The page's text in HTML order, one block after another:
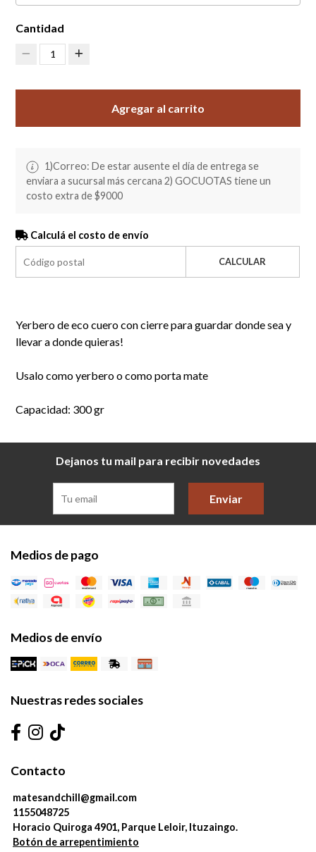
Cantidad
1
Agregar al carrito
1)Correo: De estar ausente el día de entrega se
enviara a sucursal más cercana 2) GOCUOTAS tiene un
costo extra de $9000
Calculá el costo de envío
CALCULAR
Yerbero de eco cuero con cierre para guardar donde sea y
llevar a donde quieras!
Usalo como yerbero o como porta mate
Capacidad: 300 gr
Dejanos tu mail para recibir novedades
Enviar
Medios de pago
Medios de envío
Nuestras redes sociales
Contacto
matesandchill@gmail.com
1155048725
Horacio Quiroga 4901, Parque Leloir, Ituzaingo.
Botón de arrepentimiento